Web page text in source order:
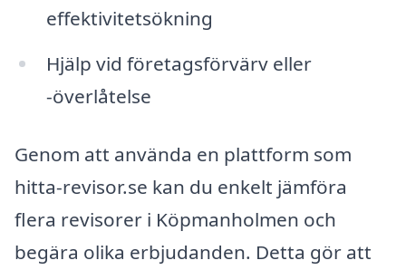
effektivitetsökning
Hjälp vid företagsförvärv eller
-överlåtelse
Genom att använda en plattform som
hitta-revisor.se kan du enkelt jämföra
flera revisorer i Köpmanholmen och
begära olika erbjudanden. Detta gör att